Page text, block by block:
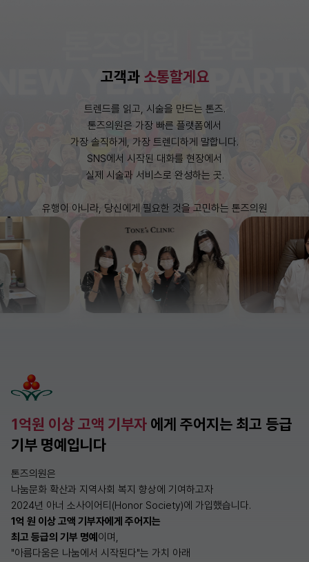
고객과 소통할게요
트렌드를 읽고, 시술을 만드는 톤즈.
톤즈의원은 가장 빠른 플랫폼에서
가장 솔직하게, 가장 트렌디하게 말합니다.
SNS에서 시작된 대화를 현장에서
실제 시술과 서비스로 완성하는 곳.
유행이 아니라, 당신에게 필요한 것을 고민하는 톤즈의원
1억원 이상 고액 기부자 에게 주어지는 최고 등급
기부 명예입니다
톤즈의원은
나눔문화 확산과 지역사회 복지 향상에 기여하고자
2024년 아너 소사이어티(Honor Society)에 가입했습니다.
1억 원 이상 고액 기부자에게 주어지는
최고 등급의 기부 명예 이며,
"아름다움은 나눔에서 시작된다"는 가치 아래